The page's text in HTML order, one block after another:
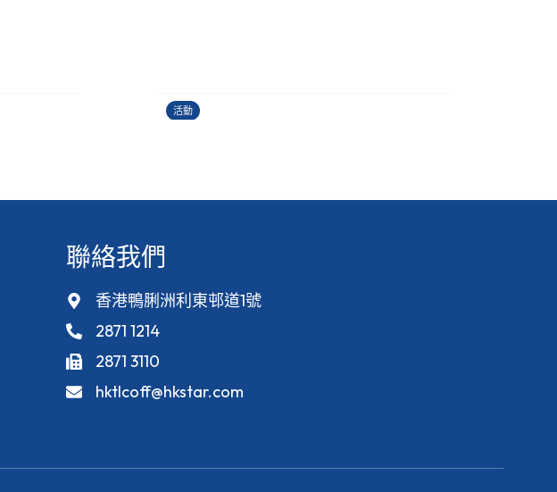
活動
聯絡我們
香港鴨脷洲利東邨道1號
2871 1214
2871 3110
hktlcoff@hkstar.com